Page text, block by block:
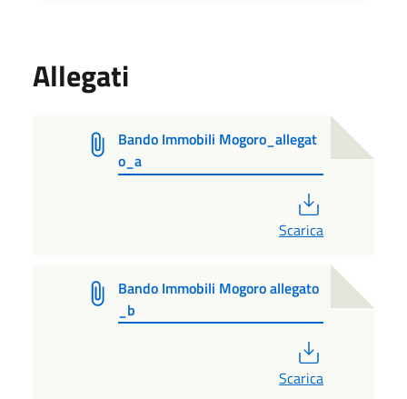
Allegati
Bando Immobili Mogoro_allegat
o_a
Scarica
Bando Immobili Mogoro allegato
_b
Scarica